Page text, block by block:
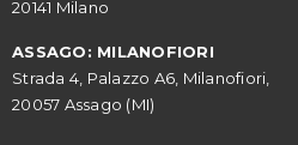
20141 Milano
ASSAGO: MILANOFIORI
Strada 4, Palazzo A6, Milanofiori,
20057 Assago (MI)